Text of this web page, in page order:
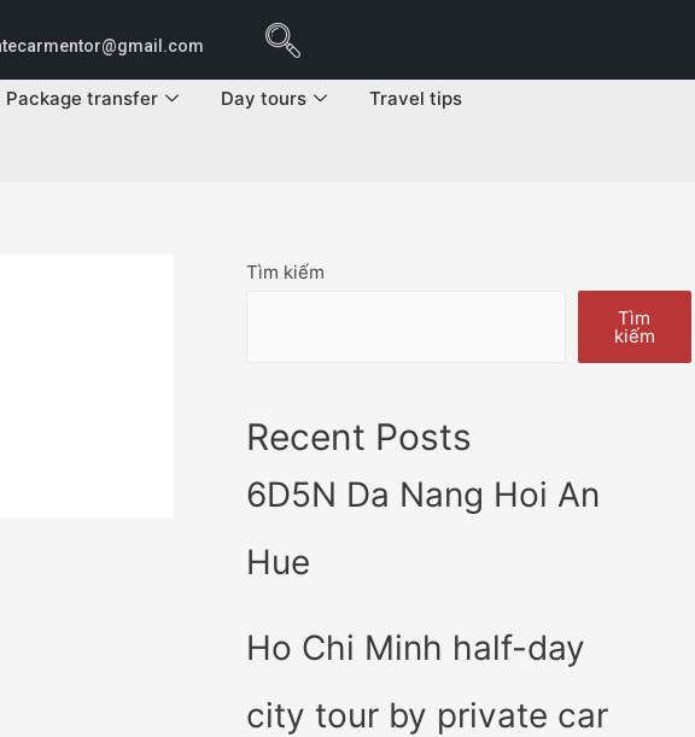
Package transfer Day tours Travel tips
Tìm kiếm
Tìm
kiếm
Recent Posts
6D5N Da Nang Hoi An
Hue
Ho Chi Minh half-day
city tour by private car